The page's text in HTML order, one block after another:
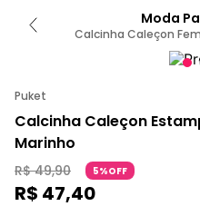
Moda
Calcinha Caleçon
Puket
Calcinha Caleçon
Marinho
R$ 49,90 5%OFF
R$ 47,40